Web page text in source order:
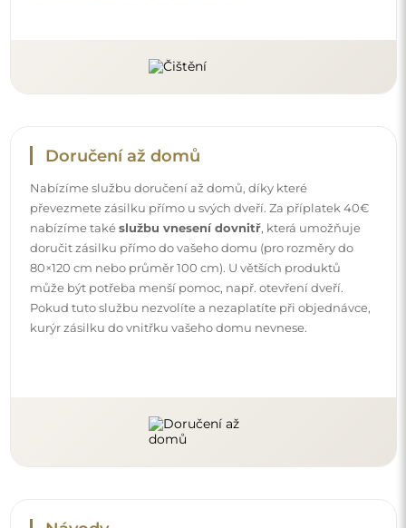
Návody
Aby byla montáž a používání našeho zrcadla snadné a
bezstarostné, připravili jsme pro vás podrobné návody.
Najdete v nich všechny kroky nezbytné ke správné
montáži zrcadla, a také rady týkající se jeho péče, čištění a
údržby, abyste se mohli dlouho těšit z jeho bezvadného
vzhledu.
Prohlédněte si návody k montáži a použití.